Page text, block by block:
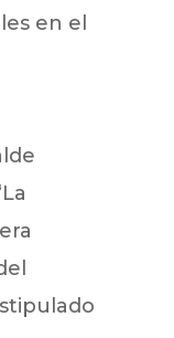
en el